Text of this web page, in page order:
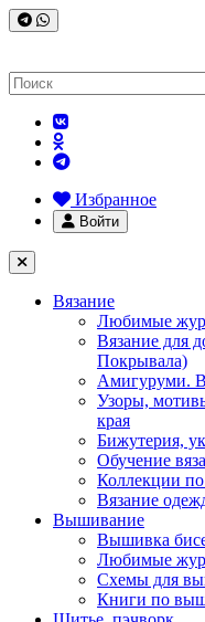
Избранное
Войти
Вязание
Любимые
Вязание для
Покрывала)
Амигуруми.
Узоры,
края
Бижутерия,
Обучение
Коллекции
Вязание
Вышивание
Вышивка
Любимые
Схемы для
Книги по